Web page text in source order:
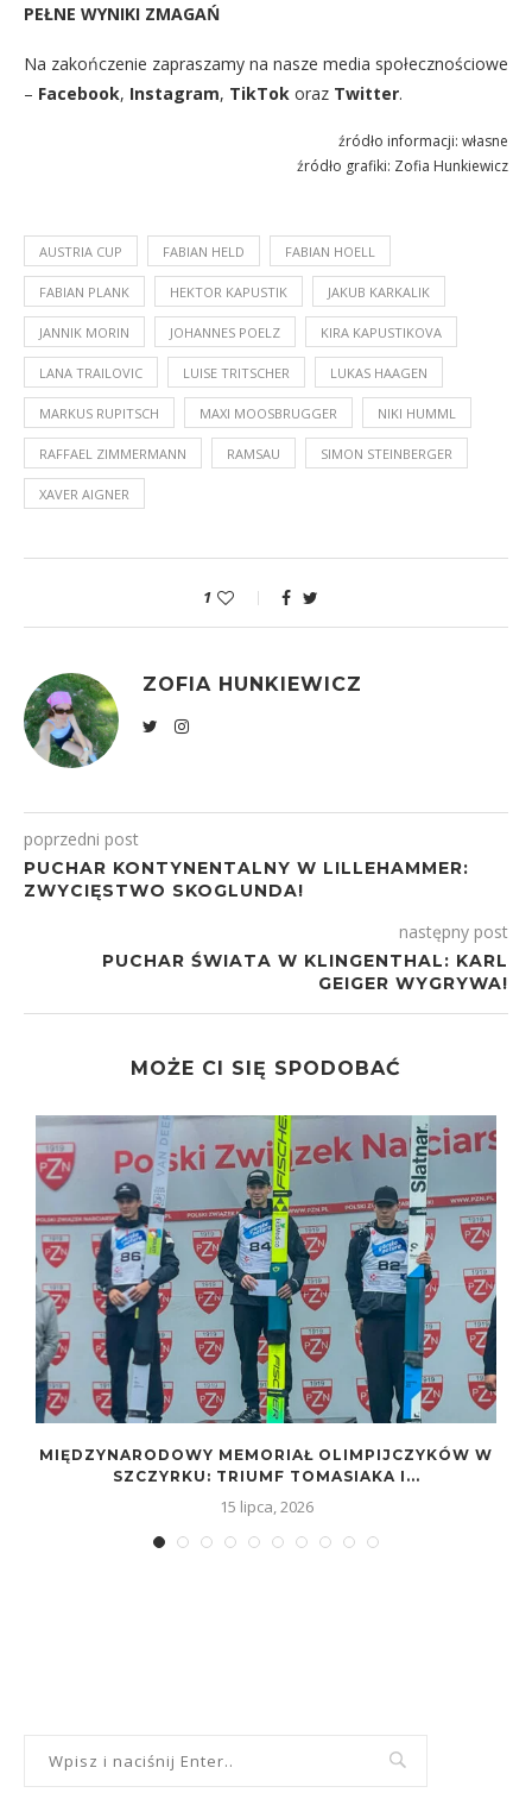
PEŁNE WYNIKI ZMAGAŃ
Na zakończenie zapraszamy na nasze media społecznościowe
– Facebook, Instagram, TikTok oraz Twitter.
źródło informacji: własne
źródło grafiki: Zofia Hunkiewicz
AUSTRIA CUP FABIAN HELD FABIAN HOELL
FABIAN PLANK HEKTOR KAPUSTIK JAKUB KARKALIK
JANNIK MORIN JOHANNES POELZ KIRA KAPUSTIKOVA
LANA TRAILOVIC LUISE TRITSCHER LUKAS HAAGEN
MARKUS RUPITSCH MAXI MOOSBRUGGER NIKI HUMML
RAFFAEL ZIMMERMANN RAMSAU SIMON STEINBERGER
XAVER AIGNER
1
ZOFIA HUNKIEWICZ
poprzedni post
PUCHAR KONTYNENTALNY W LILLEHAMMER:
ZWYCIĘSTWO SKOGLUNDA!
następny post
PUCHAR ŚWIATA W KLINGENTHAL: KARL
GEIGER WYGRYWA!
MOŻE CI SIĘ SPODOBAĆ
MIĘDZYNARODOWY MEMORIAŁ OLIMPIJCZYKÓW W
SZCZYRKU: TRIUMF TOMASIAKA I...
15 lipca, 2026